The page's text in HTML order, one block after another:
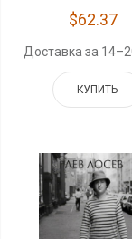
$62.37
Доставка за
КУПИТЬ